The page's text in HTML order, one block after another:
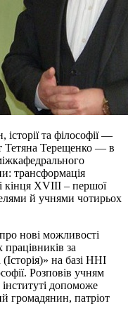
та філософії —
Тетяна Терещенко — в
трансформація
кінця ХVІІІ – першої
й учнями чотирьох
нові можливості
працівників за
на базі ННІ
Розповів учням
допоможе
громадянин, патріот